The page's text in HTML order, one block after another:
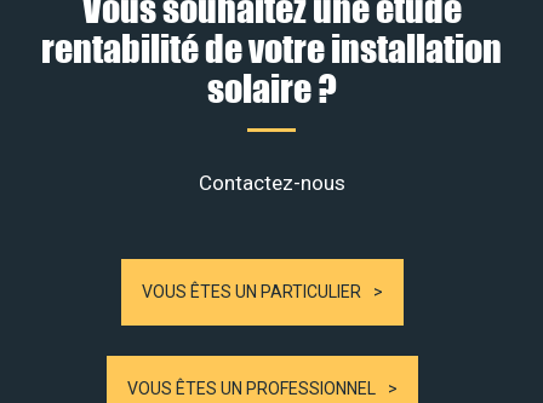
rentabilité de votre installation
solaire ?
Contactez-nous
VOUS ÊTES UN PARTICULIER
VOUS ÊTES UN PROFESSIONNEL